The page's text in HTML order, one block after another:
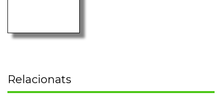
Relacionats